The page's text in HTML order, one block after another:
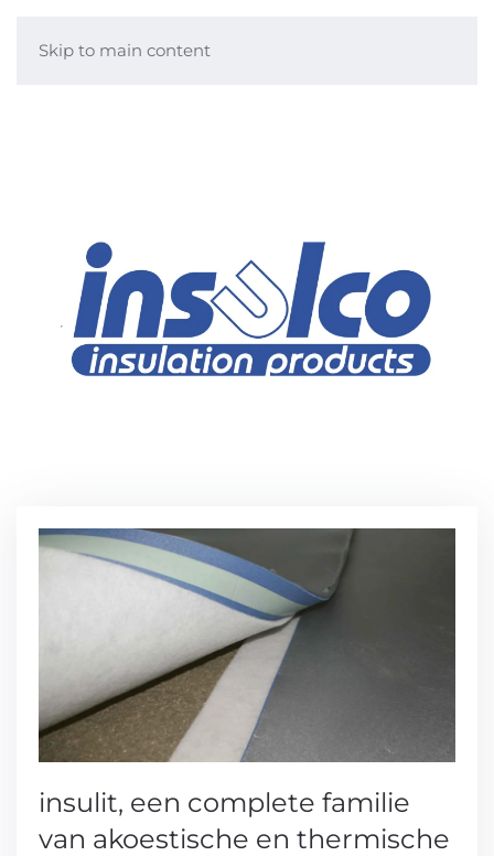
Skip to main content
insulit, een complete familie
van akoestische en thermische